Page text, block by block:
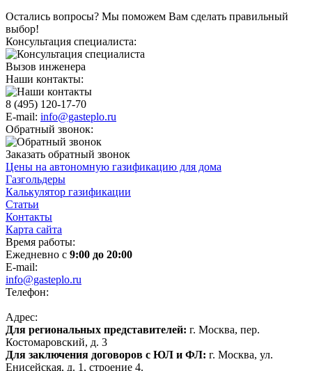
Остались вопросы? Мы поможем Вам сделать правильный
выбор!
Консультация специалиста:
Вызов инженера
Наши контакты:
8 (495) 120-17-70
E-mail: info@gasteplo.ru
Обратный звонок:
Заказать обратный звонок
Цены на автономную газификацию для дома
Газгольдеры
Калькулятор газификации
Статьи
Контакты
Карта сайта
Время работы:
Ежедневно с 9:00 до 20:00
E-mail:
info@gasteplo.ru
Телефон:
Адрес:
Для региональных представителей: г. Москва, пер.
Костомаровский, д. 3
Для заключения договоров с ЮЛ и ФЛ: г. Москва, ул.
Енисейская, д. 1, строение 4.